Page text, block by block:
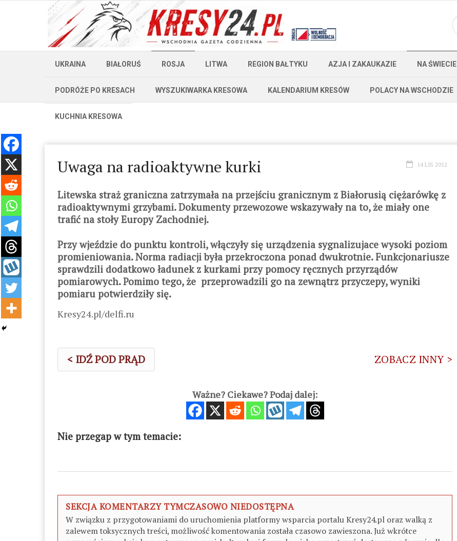
UKRAINA BIAŁORUŚ ROSJA LITWA REGION BAŁTYKU AZJA I ZAKAUKAZIE NA ŚWIECIE
PODRÓŻE PO KRESACH WYSZUKIWARKA KRESOWA KALENDARIUM KRESÓW POLACY NA WSCHODZIE
KUCHNIA KRESOWA
Uwaga na radioaktywne kurki 14 LIS 2012
Litewska straż graniczna zatrzymała na przejściu granicznym z Białorusią ciężarówkę z
radioaktywnymi grzybami. Dokumenty przewozowe wskazywały na to, że miały one
trafić na stoły Europy Zachodniej.
Przy wjeździe do punktu kontroli, włączyły się urządzenia sygnalizujace wysoki poziom
promieniowania. Norma radiacji była przekroczona ponad dwukrotnie. Funkcjonariusze
sprawdzili dodatkowo ładunek z kurkami przy pomocy ręcznych przyrządów
pomiarowych. Pomimo tego, że przeprowadzili go na zewnątrz przyczepy, wyniki
pomiaru potwierdziły się.
Kresy24.pl/delfi.ru
< IDŹ POD PRĄD ZOBACZ INNY >
Ważne? Ciekawe? Podaj dalej:
Nie przegap w tym temacie:
SEKCJA KOMENTARZY TYMCZASOWO NIEDOSTĘPNA
W związku z przygotowaniami do uruchomienia platformy wsparcia portalu Kresy24.pl oraz walką z
zalewem toksycznych treści, możliwość komentowania została czasowo zawieszona. Już wkrótce